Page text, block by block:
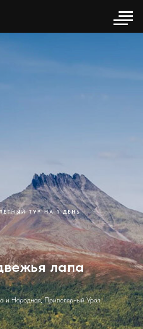
ТУР НА 1 ДЕНЬ
лапа
и Народная, Приполярный Урал